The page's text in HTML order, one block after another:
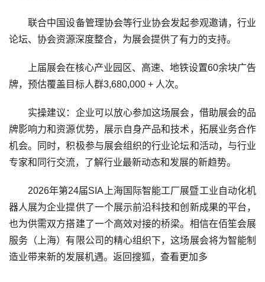
联合中国设备管理协会等行业协会发起参观邀请，行业
论坛、协会资源深度整合，为展会提供了有力的支持。
上届展会在核心产业园区、高速、地铁设置60余块广告
牌，预估覆盖目标人群3,680,000 + 人次。
实操建议：企业可以放心参加这场展会，借助展会的品
牌影响力和资源优势，展示自身产品和技术，拓展业务合作
机会。同时，积极参与展会组织的行业论坛和活动，与行业
专家和同行交流，了解行业最新动态和发展的新趋势。
2026年第24届SIA上海国际智能工厂展暨工业自动化机
器人展为企业提供了一个展示前沿科技和创新成果的平台，
也为供需双方搭建了一个高效对接的桥梁。相信在佰笙会展
服务（上海）有限公司的精心组织下，这场展会将为智能制
造业带来新的发展机遇。返回搜狐，查看更加多